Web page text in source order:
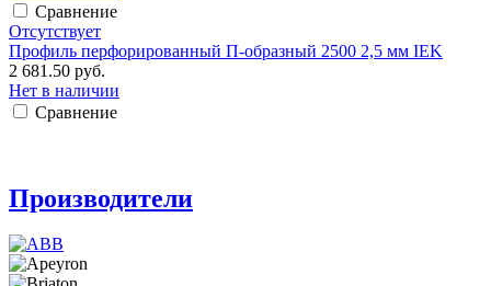
Сравнение
Отсутствует
Профиль перфорированный П-образный 2500 2,5 мм IEK
2 681.50 руб.
Нет в наличии
Сравнение
Производители